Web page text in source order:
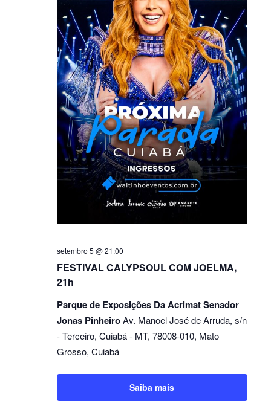
setembro 5 @ 21:00
FESTIVAL CALYPSOUL COM JOELMA,
21h
Parque de Exposições Da Acrimat Senador
Jonas PinheiroAv. Manoel José de Arruda, s/n
- Terceiro, Cuiabá - MT, 78008-010, Mato
Grosso, Cuiabá
Saiba mais